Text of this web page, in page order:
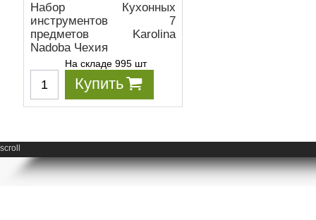
Набор Кухонных
инструментов 7
предметов Karolina
Nadoba Чехия
На складе 995 шт
Купить
scroll